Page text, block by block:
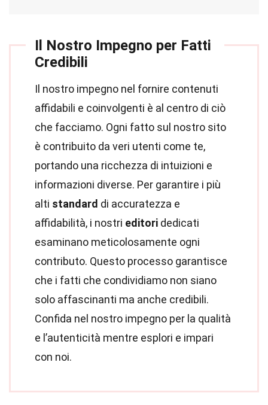
Il Nostro Impegno per Fatti
Credibili
Il nostro impegno nel fornire contenuti
affidabili e coinvolgenti è al centro di ciò
che facciamo. Ogni fatto sul nostro sito
è contribuito da veri utenti come te,
portando una ricchezza di intuizioni e
informazioni diverse. Per garantire i più
alti standard di accuratezza e
affidabilità, i nostri editori dedicati
esaminano meticolosamente ogni
contributo. Questo processo garantisce
che i fatti che condividiamo non siano
solo affascinanti ma anche credibili.
Confida nel nostro impegno per la qualità
e l’autenticità mentre esplori e impari
con noi.